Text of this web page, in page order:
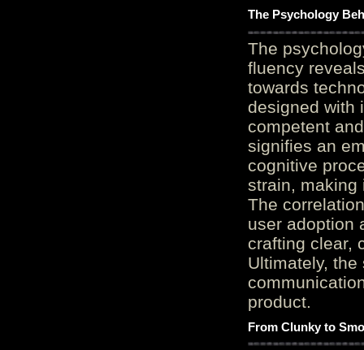
The Psychology
The
fluency
towards
designed with
competent
signifies an
cognitive
strain, making
The
user adoption
crafting clear,
Ultimately,
product.
From Clunky to